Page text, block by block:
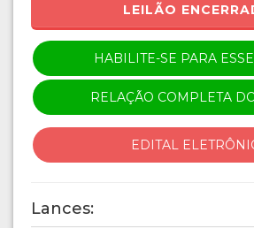
LEILÃO
HABILITE-SE PARA
RELAÇÃO COMPLETA
EDITAL
Lances: